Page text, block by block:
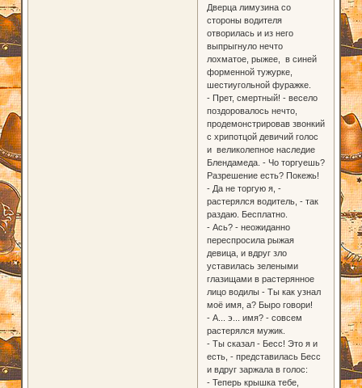
Дверца лимузина со
стороны водителя
отворилась и из него
выпрыгнуло нечто
лохматое, рыжее, в синей
форменной тужурке,
шестиугольной фуражке.
- Прет, смертный! - весело
поздоровалось нечто,
продемонстрировав звонкий
с хрипотцой девичий голос
и великолепное наследие
Блендамеда. - Чо торгуешь?
Разрешение есть? Покежь!
- Да не торгую я, -
растерялся водитель, - так
раздаю. Бесплатно.
- Ась? - неожиданно
переспросила рыжая
девица, и вдруг зло
уставилась зелеными
глазищами в растерянное
лицо водилы - Ты как узнал
моё имя, а? Быро говори!
- А... э... имя? - совсем
растерялся мужик.
- Ты сказал - Бесс! Это я и
есть, - представилась Бесс
и вдруг заржала в голос:
- Теперь крышка тебе,